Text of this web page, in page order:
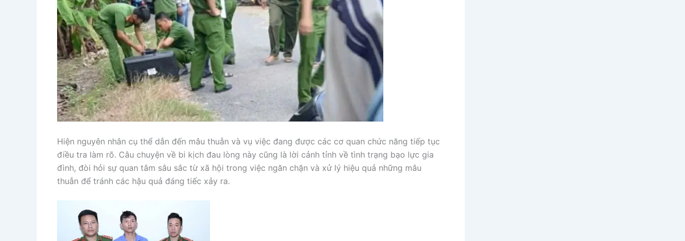
Hiện nguyên nhân cụ thể dẫn đến mâu thuẫn và vụ việc đang được các cơ quan chức năng tiếp tục
điều tra làm rõ. Câu chuyện về bi kịch đau lòng này cũng là lời cảnh tỉnh về tình trạng bạo lực gia
đình, đòi hỏi sự quan tâm sâu sắc từ xã hội trong việc ngăn chặn và xử lý hiệu quả những mâu
thuẫn để tránh các hậu quả đáng tiếc xảy ra.